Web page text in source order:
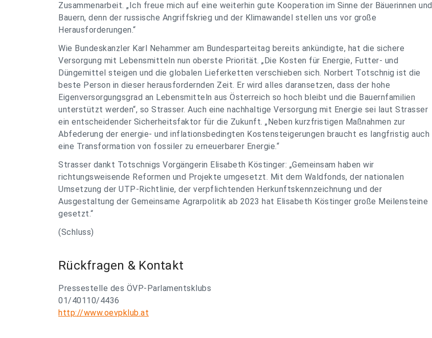
Zusammenarbeit. „Ich freue mich auf eine weiterhin gute Kooperation im Sinne der Bäuerinnen und
Bauern, denn der russische Angriffskrieg und der Klimawandel stellen uns vor große
Herausforderungen.“
Wie Bundeskanzler Karl Nehammer am Bundesparteitag bereits ankündigte, hat die sichere
Versorgung mit Lebensmitteln nun oberste Priorität. „Die Kosten für Energie, Futter- und
Düngemittel steigen und die globalen Lieferketten verschieben sich. Norbert Totschnig ist die
beste Person in dieser herausfordernden Zeit. Er wird alles daransetzen, dass der hohe
Eigenversorgungsgrad an Lebensmitteln aus Österreich so hoch bleibt und die Bauernfamilien
unterstützt werden“, so Strasser. Auch eine nachhaltige Versorgung mit Energie sei laut Strasser
ein entscheidender Sicherheitsfaktor für die Zukunft. „Neben kurzfristigen Maßnahmen zur
Abfederung der energie- und inflationsbedingten Kostensteigerungen braucht es langfristig auch
eine Transformation von fossiler zu erneuerbarer Energie.“
Strasser dankt Totschnigs Vorgängerin Elisabeth Köstinger: „Gemeinsam haben wir
richtungsweisende Reformen und Projekte umgesetzt. Mit dem Waldfonds, der nationalen
Umsetzung der UTP-Richtlinie, der verpflichtenden Herkunftskennzeichnung und der
Ausgestaltung der Gemeinsame Agrarpolitik ab 2023 hat Elisabeth Köstinger große Meilensteine
gesetzt.“
(Schluss)
Rückfragen & Kontakt
Pressestelle des ÖVP-Parlamentsklubs
01/40110/4436
http://www.oevpklub.at